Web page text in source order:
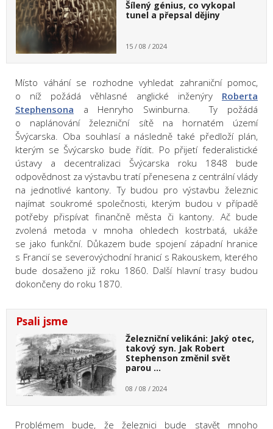
Šílený génius, co vykopal
tunel a přepsal dějiny
15 / 08 / 2024
Místo váhání se rozhodne vyhledat zahraniční pomoc,
o níž požádá věhlasné anglické inženýry Roberta
Stephensona a Henryho Swinburna. Ty požádá
o naplánování železniční sítě na hornatém území
Švýcarska. Oba souhlasí a následně také předloží plán,
kterým se Švýcarsko bude řídit. Po přijetí federalistické
ústavy a decentralizaci Švýcarska roku 1848 bude
odpovědnost za výstavbu tratí přenesena z centrální vlády
na jednotlivé kantony. Ty budou pro výstavbu železnic
najímat soukromé společnosti, kterým budou v případě
potřeby přispívat finančně města či kantony. Ač bude
zvolená metoda v mnoha ohledech kostrbatá, ukáže
se jako funkční. Důkazem bude spojení západní hranice
s Francií se severovýchodní hranicí s Rakouskem, kterého
bude dosaženo již roku 1860. Další hlavní trasy budou
dokončeny do roku 1870.
Psali jsme
Železniční velikáni: Jaký otec,
takový syn. Jak Robert
Stephenson změnil svět
parou …
08 / 08 / 2024
Problémem bude, že železnici bude stavět mnoho